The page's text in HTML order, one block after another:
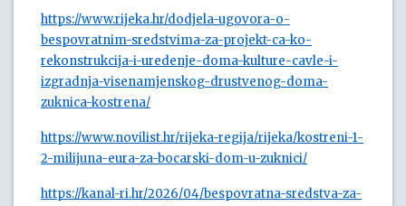
https://www.rijeka.hr/dodjela-ugovora-o-
bespovratnim-sredstvima-za-projekt-ca-ko-
rekonstrukcija-i-uredenje-doma-kulture-cavle-i-
izgradnja-visenamjenskog-drustvenog-doma-
zuknica-kostrena/
https://www.novilist.hr/rijeka-regija/rijeka/kostreni-1-
2-milijuna-eura-za-bocarski-dom-u-zuknici/
https://kanal-ri.hr/2026/04/bespovratna-sredstva-za-